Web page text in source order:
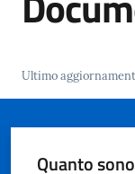
Novità
Vibo
Valentia
Ultimo
Quanto